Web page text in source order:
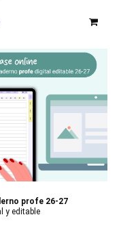
profe 26-27
y editable